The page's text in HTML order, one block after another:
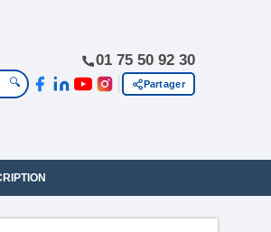
01 75 50 92 30
🔍 Partager